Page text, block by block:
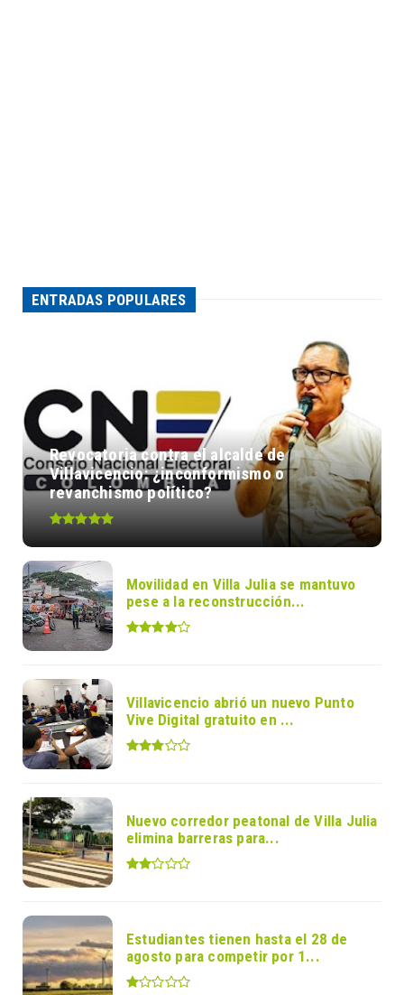
ENTRADAS POPULARES
Revocatoria contra el alcalde de
Villavicencio: ¿inconformismo o
revanchismo político?
Movilidad en Villa Julia se mantuvo
pese a la reconstrucción...
Villavicencio abrió un nuevo Punto
Vive Digital gratuito en ...
Nuevo corredor peatonal de Villa Julia
elimina barreras para...
Estudiantes tienen hasta el 28 de
agosto para competir por 1...